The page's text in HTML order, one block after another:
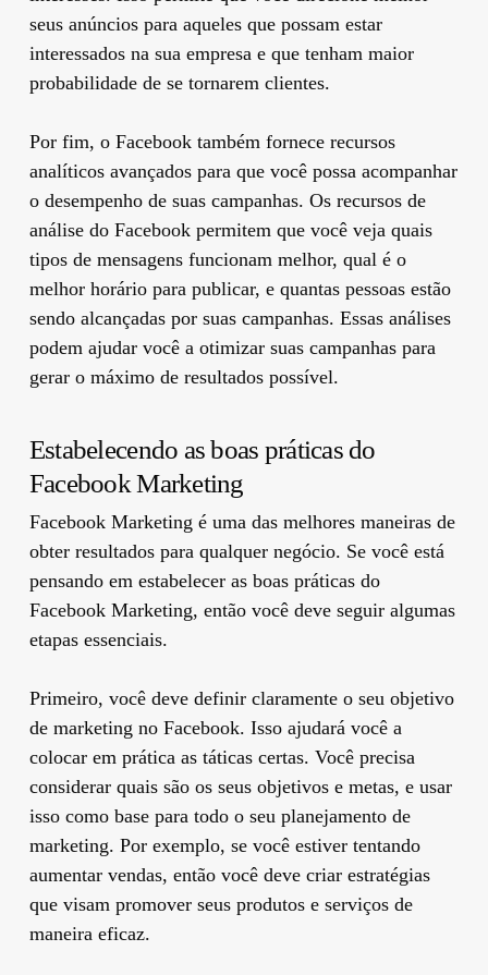
seus anúncios para aqueles que possam estar
interessados ​​na sua empresa e que tenham maior
probabilidade de se tornarem clientes.
Por fim, o Facebook também fornece recursos
analíticos avançados para que você possa acompanhar
o desempenho de suas campanhas. Os recursos de
análise do Facebook permitem que você veja quais
tipos de mensagens funcionam melhor, qual é o
melhor horário para publicar, e quantas pessoas estão
sendo alcançadas por suas campanhas. Essas análises
podem ajudar você a otimizar suas campanhas para
gerar o máximo de resultados possível.
Estabelecendo as boas práticas do
Facebook Marketing
Facebook Marketing é uma das melhores maneiras de
obter resultados para qualquer negócio. Se você está
pensando em estabelecer as boas práticas do
Facebook Marketing, então você deve seguir algumas
etapas essenciais.
Primeiro, você deve definir claramente o seu objetivo
de marketing no Facebook. Isso ajudará você a
colocar em prática as táticas certas. Você precisa
considerar quais são os seus objetivos e metas, e usar
isso como base para todo o seu planejamento de
marketing. Por exemplo, se você estiver tentando
aumentar vendas, então você deve criar estratégias
que visam promover seus produtos e serviços de
maneira eficaz.